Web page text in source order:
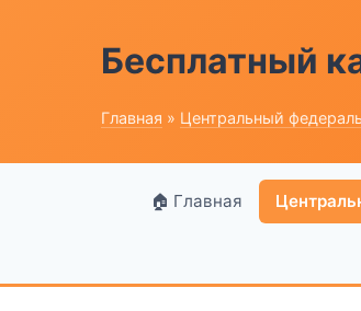
Бесплатный
Главная » Центральный
🏠 Главная